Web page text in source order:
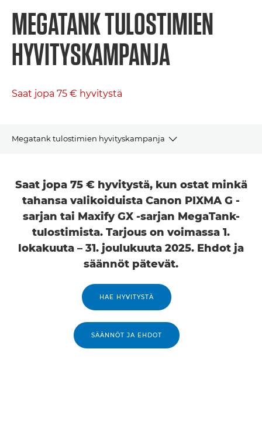
MEGATANK TULOSTIMIEN
HYVITYSKAMPANJA
Saat jopa 75 € hyvitystä
Megatank tulostimien hyvityskampanja
PIXMA G
MAXIFY GX
EHDOT JA SÄÄNNÖT
Saat jopa 75 € hyvitystä, kun ostat minkä
tahansa valikoiduista Canon PIXMA G -
sarjan tai Maxify GX -sarjan MegaTank-
tulostimista. Tarjous on voimassa 1.
lokakuuta – 31. joulukuuta 2025. Ehdot ja
säännöt pätevät.
HAE HYVITYSTÄ
SÄÄNNÖT JA EHDOT